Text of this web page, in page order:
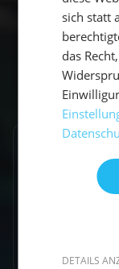
sich statt
das
DETAILS